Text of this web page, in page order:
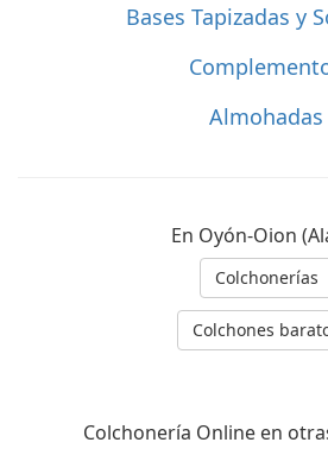
Bases Tapizadas y
Almohadas
En Oyón-Oion
Colchonerías
Colchones
Colchonería Online en